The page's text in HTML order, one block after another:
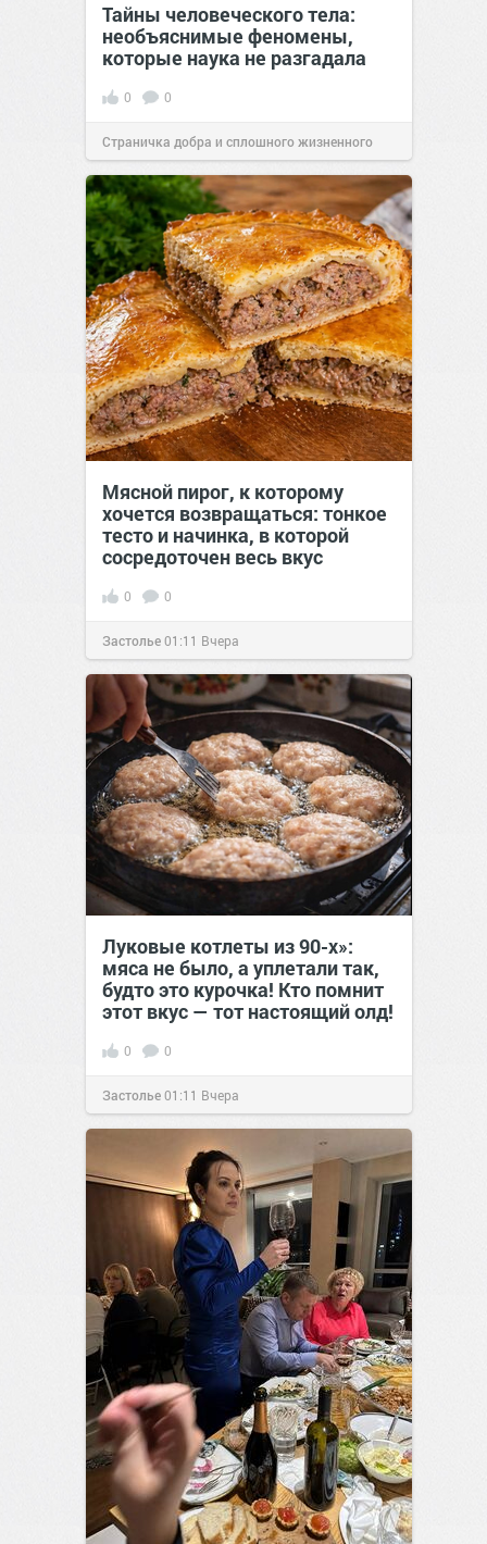
Тайны человеческого тела:
необъяснимые феномены,
которые наука не разгадала
0 0
Страничка добра и сплошного жизненного
позитива!11:38Сегодня
Мясной пирог, к которому
хочется возвращаться: тонкое
тесто и начинка, в которой
сосредоточен весь вкус
0 0
Застолье01:11 Вчера
Луковые котлеты из 90-х»:
мяса не было, а уплетали так,
будто это курочка! Кто помнит
этот вкус — тот настоящий олд!
0 0
Застолье01:11 Вчера